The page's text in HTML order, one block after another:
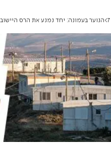
הנוער בעמונה: יחד נמנע את הרס